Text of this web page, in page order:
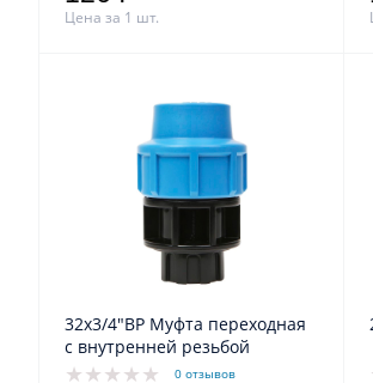
Цена за 1 шт.
32х3/4"ВР Муфта переходная
с внутренней резьбой
0 отзывов